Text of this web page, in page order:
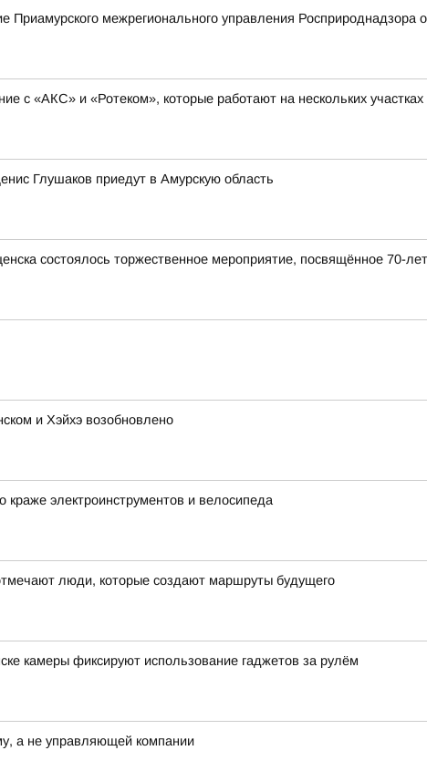
Приамурского межрегионального управления
с «АКС» и «Ротеком», которые работают на нескольких
Глушаков приедут в Амурскую область
состоялось торжественное мероприятие, посвящённое 70-
и Хэйхэ возобновлено
электроинструментов и велосипеда
люди, которые создают маршруты будущего
камеры фиксируют использование гаджетов за рулём
а не управляющей компании